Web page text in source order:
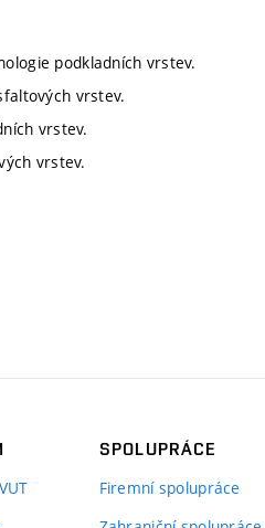
podkladních vrstev.
vrstev.
vrstev.
vrstev.
SPOLUPRÁCE
Firemní spolupráce